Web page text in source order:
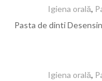
Igiena orală,
Pasta de dinti
Igiena orală,